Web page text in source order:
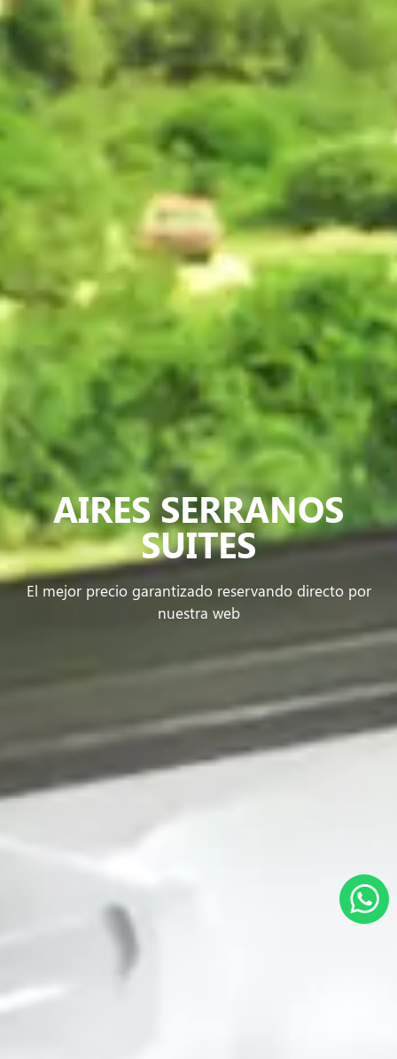
AIRES SERRANOS
SUITES
El mejor precio garantizado reservando directo por
nuestra web